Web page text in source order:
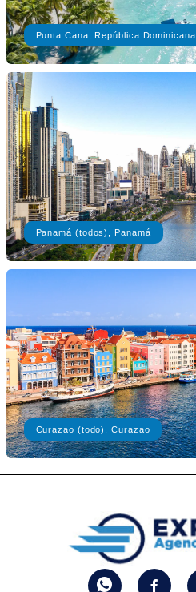
Punta Cana, República Dominicana
Panamá (todos), Panamá
Curazao (todo), Curazao